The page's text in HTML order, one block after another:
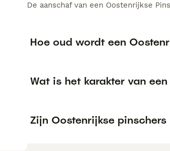
De aanschaf van een Oostenrijkse
Hoe oud wordt een
Wat is het karakter van
Zijn Oostenrijkse